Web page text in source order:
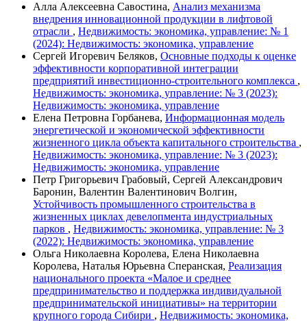
Алла Алексеевна Савостина, Анализ механизма
внедрения инновационной продукции в лифтовой
отрасли , Недвижимость: экономика, управление: № 1
(2024): Недвижимость: экономика, управление
Сергей Игоревич Беляков, Основные подходы к оценке
эффективности корпоративной интеграции
предприятий инвестиционно-строительного комплекса ,
Недвижимость: экономика, управление: № 3 (2023):
Недвижимость: экономика, управление
Елена Петровна Горбанева, Информационная модель
энергетической и экономической эффективности
жизненного цикла объекта капитального строительства ,
Недвижимость: экономика, управление: № 3 (2023):
Недвижимость: экономика, управление
Петр Григорьевич Грабовый, Сергей Александрович
Баронин, Валентин Валентинович Волгин,
Устойчивость промышленного строительства в
жизненных циклах девелопмента индустриальных
парков , Недвижимость: экономика, управление: № 3
(2022): Недвижимость: экономика, управление
Ольга Николаевна Королева, Елена Николаевна
Королева, Наталья Юрьевна Сперанская, Реализация
национального проекта «Малое и среднее
предпринимательство и поддержка индивидуальной
предпринимательской инициативы» на территории
крупного города Сибири , Недвижимость: экономика,